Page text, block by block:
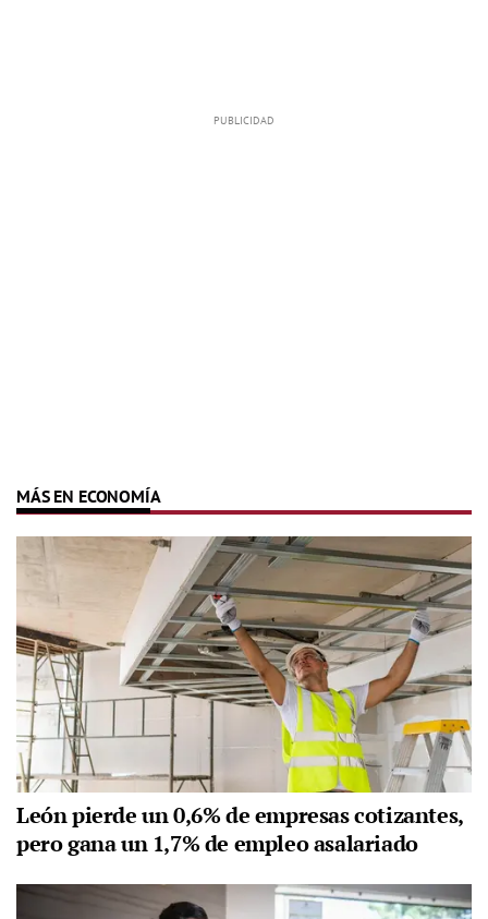
MÁS EN ECONOMÍA
León pierde un 0,6% de empresas cotizantes,
pero gana un 1,7% de empleo asalariado